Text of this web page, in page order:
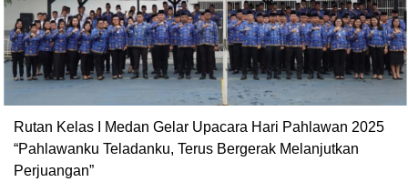
Rutan Kelas I Medan Gelar Upacara Hari Pahlawan 2025
“Pahlawanku Teladanku, Terus Bergerak Melanjutkan
Perjuangan”